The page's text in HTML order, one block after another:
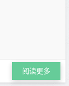
阅读更多